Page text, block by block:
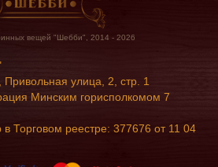
вещей "Шебби", 2014 - 2026
улица, 2, стр. 1
Минским горисполкомом 7
Торговом реестре: 377676 от 11 04